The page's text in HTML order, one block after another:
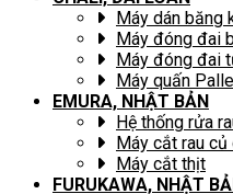
Máy dán băng
Máy đóng đai
Máy đóng đai
Máy quấn
EMURA, NHẬT BẢN
Hệ thống rửa
Máy cắt rau củ
Máy cắt thịt
FURUKAWA, NHẬT